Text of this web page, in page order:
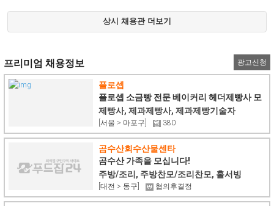
상시 채용관 더보기
프리미엄 채용정보 광고신청
플로셉
플로셉 소금빵 전문 베이커리 헤더제빵사 모
집
제빵사, 제과제빵사, 제과제빵기술자
[서울 > 마포구] 380
곰수산회수산물센타
곰수산 가족을 모십니다!
주방/조리, 주방찬모/조리찬모, 홀서빙
[대전 > 동구] 협의후결정